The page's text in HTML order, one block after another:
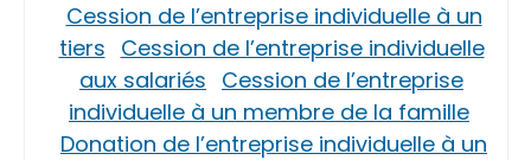
Cession de l’entreprise individuelle à un
tiers Cession de l’entreprise individuelle
aux salariés Cession de l’entreprise
individuelle à un membre de la famille
Donation de l’entreprise individuelle à un